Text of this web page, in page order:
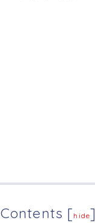
Contents [hide]